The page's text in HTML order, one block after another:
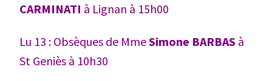
CARMINATI à Lignan à 15h00
Lu 13 : Obsèques de MmeSimone BARBAS à
St Geniès à 10h30